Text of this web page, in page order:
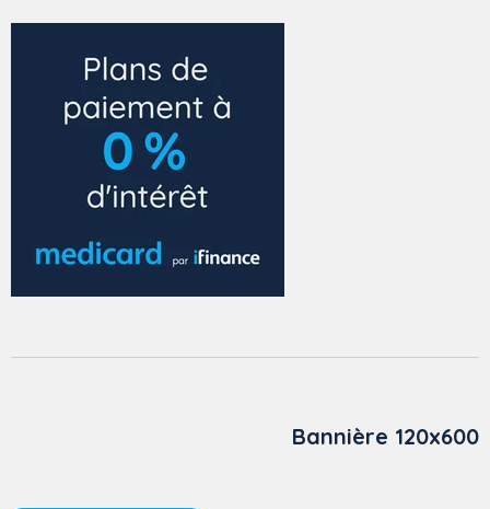
Bannière 120x600